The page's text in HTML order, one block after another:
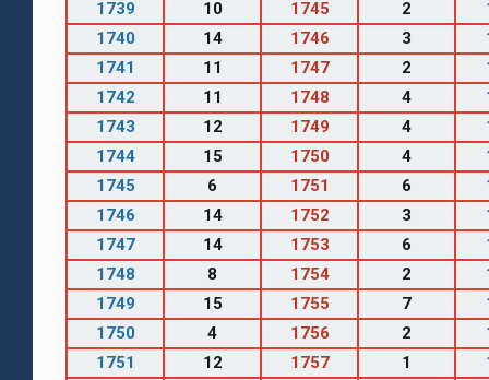
1739
10 1745 2
1740
14 1746 3
1741
11 1747 2
1742
11 1748 4
1743
12 1749 4
1744
15 1750 4
1745
6 1751 6
1746
14 1752 3
1747
14 1753 6
1748
8 1754 2
1749
15 1755 7
1750
4 1756 2
1751
12 1757 1